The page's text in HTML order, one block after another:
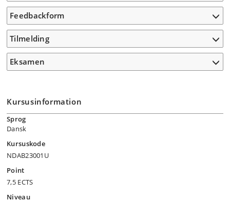
Feedbackform
Tilmelding
Eksamen
Kursusinformation
Sprog
Dansk
Kursuskode
NDAB23001U
Point
7,5 ECTS
Niveau